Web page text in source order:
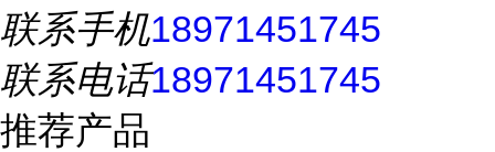
联系手机18971451745
联系电话18971451745
推荐产品